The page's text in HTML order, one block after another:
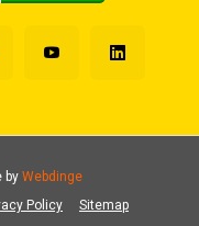
Policy Sitemap
byWebdinge